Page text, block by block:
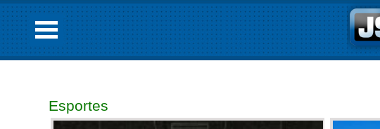
Esportes